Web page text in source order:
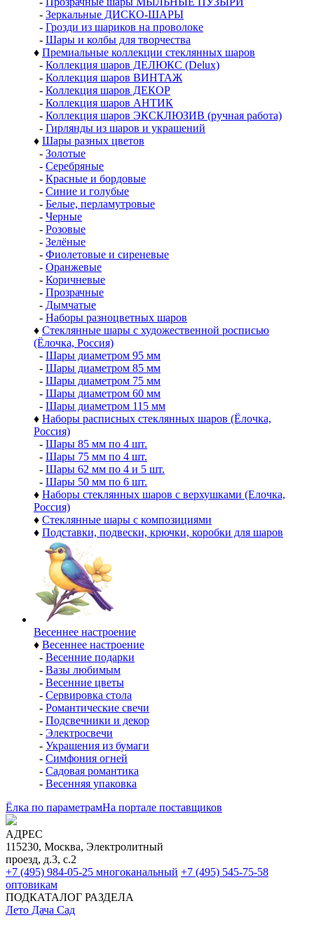
- Зеркальные ДИСКО-ШАРЫ
- Грозди из шариков на проволоке
- Шары и колбы для творчества
♦ Премиальные коллекции стеклянных шаров
- Коллекция шаров ДЕЛЮКС (Delux)
- Коллекция шаров ВИНТАЖ
- Коллекция шаров ДЕКОР
- Коллекция шаров АНТИК
- Коллекция шаров ЭКСКЛЮЗИВ (ручная работа)
- Гирлянды из шаров и украшений
♦ Шары разных цветов
- Золотые
- Серебряные
- Красные и бордовые
- Синие и голубые
- Белые, перламутровые
- Черные
- Розовые
- Зелёные
- Фиолетовые и сиреневые
- Оранжевые
- Коричневые
- Прозрачные
- Дымчатые
- Наборы разноцветных шаров
♦ Стеклянные шары с художественной росписью
(Ёлочка, Россия)
- Шары диаметром 95 мм
- Шары диаметром 85 мм
- Шары диаметром 75 мм
- Шары диаметром 60 мм
- Шары диаметром 115 мм
♦ Наборы расписных стеклянных шаров (Ёлочка,
Россия)
- Шары 85 мм по 4 шт.
- Шары 75 мм по 4 шт.
- Шары 62 мм по 4 и 5 шт.
- Шары 50 мм по 6 шт.
♦ Наборы стеклянных шаров с верхушками (Елочка,
Россия)
♦ Стеклянные шары с композициями
♦ Подставки, подвески, крючки, коробки для шаров
Весеннее настроение
♦ Весеннее настроение
- Весенние подарки
- Вазы любимым
- Весенние цветы
- Сервировка стола
- Романтические свечи
- Подсвечники и декор
- Электросвечи
- Украшения из бумаги
- Симфония огней
- Садовая романтика
- Весенняя упаковка
Ёлка по параметрамНа портале поставщиков
АДРЕС
115230, Москва, Электролитный
проезд, д.3, с.2
+7 (495) 984-05-25 многоканальный +7 (495) 545-75-58
оптовикам
ПОДКАТАЛОГ РАЗДЕЛА
Лето Дача Сад